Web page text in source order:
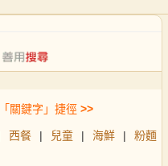
關鍵字」捷徑 >>
西餐 | 兒童 | 海鮮 |
粉麵